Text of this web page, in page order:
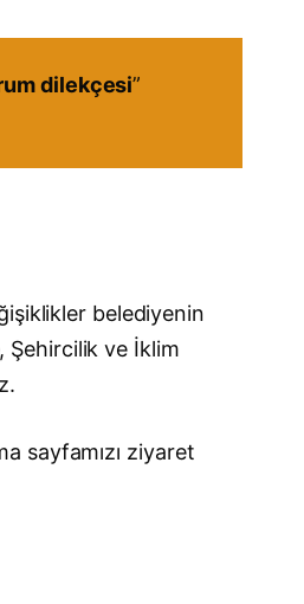
dilekçesi”
belediyenin
Şehircilik ve İklim
sayfamızı ziyaret